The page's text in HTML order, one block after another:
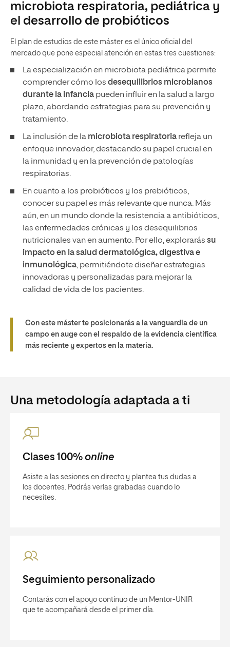
microbiota respiratoria, pediátrica y
el desarrollo de probióticos
El plan de estudios de este máster es el único oficial del
mercado que pone especial atención en estas tres cuestiones:
La especialización en microbiota pediátrica permite
comprender cómo los desequilibrios microbianos
durante la infancia pueden influir en la salud a largo
plazo, abordando estrategias para su prevención y
tratamiento.
La inclusión de la microbiota respiratoria refleja un
enfoque innovador, destacando su papel crucial en
la inmunidad y en la prevención de patologías
respiratorias.
En cuanto a los probióticos y los prebióticos,
conocer su papel es más relevante que nunca. Más
aún, en un mundo donde la resistencia a antibióticos,
las enfermedades crónicas y los desequilibrios
nutricionales van en aumento. Por ello, explorarás su
impacto en la salud dermatológica, digestiva e
inmunológica, permitiéndote diseñar estrategias
innovadoras y personalizadas para mejorar la
calidad de vida de los pacientes.
Con este máster te posicionarás a la vanguardia de un
campo en auge con el respaldo de la evidencia científica
más reciente y expertos en la materia.
Una metodología adaptada a ti
Clases 100% online
Asiste a las sesiones en directo y plantea tus dudas a
los docentes. Podrás verlas grabadas cuando lo
necesites.
Seguimiento personalizado
Contarás con el apoyo continuo de un Mentor-UNIR
que te acompañará desde el primer día.